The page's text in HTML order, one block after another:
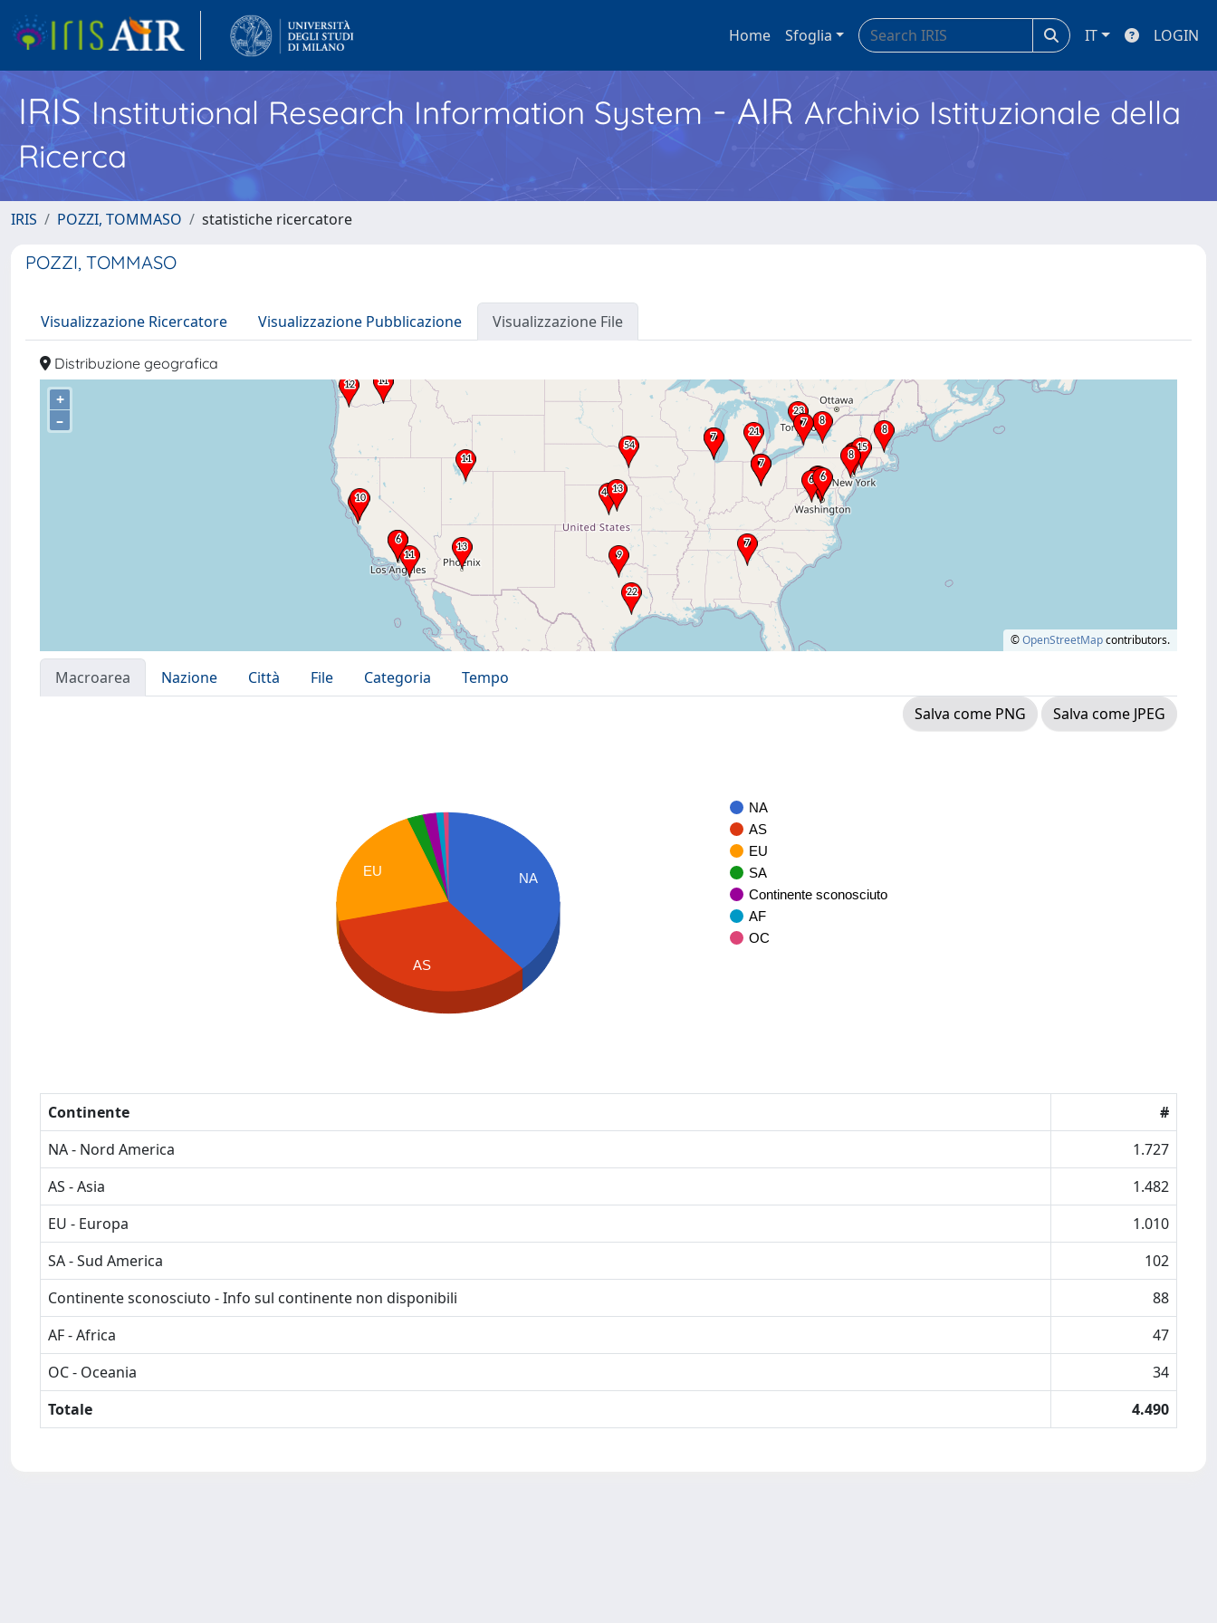
Home Sfoglia IT LOGIN
IRISInstitutional Research Information System - AIR Archivio Istituzionale della
Ricerca
IRIS POZZI, TOMMASO statistiche ricercatore
POZZI, TOMMASO
Visualizzazione Ricercatore Visualizzazione Pubblicazione Visualizzazione File
Distribuzione geografica
+
–
©OpenStreetMapcontributors.
Macroarea Nazione Città File Categoria
Tempo
Salva come PNG
Salva come JPEG
NA
AS
EU
SA
Continente sconosciuto
AF
OC
NA
EU
AS
Continente
#
NA - Nord America
1.727
AS - Asia
1.482
EU - Europa
1.010
SA - Sud America
102
Continente sconosciuto - Info sul continente non disponibili
88
AF - Africa
47
OC - Oceania
34
Totale
4.490